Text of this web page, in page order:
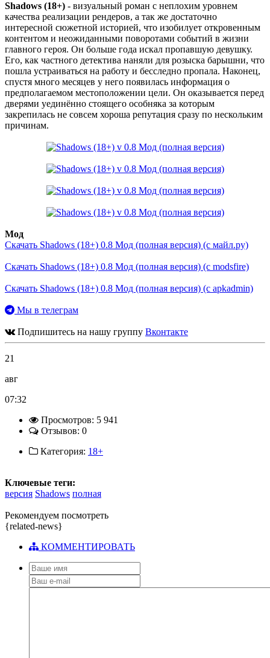
Shadows (18+) - визуальный роман с неплохим уровнем
качества реализации рендеров, а так же достаточно
интересной сюжетной историей, что изобилует откровенным
контентом и неожиданными поворотами событий в жизни
главного героя. Он больше года искал пропавшую девушку.
Его, как частного детектива наняли для розыска барышни, что
пошла устраиваться на работу и бесследно пропала. Наконец,
спустя много месяцев у него появилась информация о
предполагаемом местоположении цели. Он оказывается перед
дверями уединённо стоящего особняка за которым
закрепилась не совсем хороша репутация сразу по нескольким
причинам.
Мод
Скачать Shadows (18+) 0.8 Мод (полная версия) (с майл.ру)
Скачать Shadows (18+) 0.8 Мод (полная версия) (с modsfire)
Скачать Shadows (18+) 0.8 Мод (полная версия) (с apkadmin)
Мы в телеграм
Подпишитесь на нашу группу Вконтакте
21
авг
07:32
Просмотров: 5 941
Отзывов: 0
Категория: 18+
Ключевые теги:
версия Shadows полная
Рекомендуем посмотреть
{related-news}
КОММЕНТИРОВАТЬ